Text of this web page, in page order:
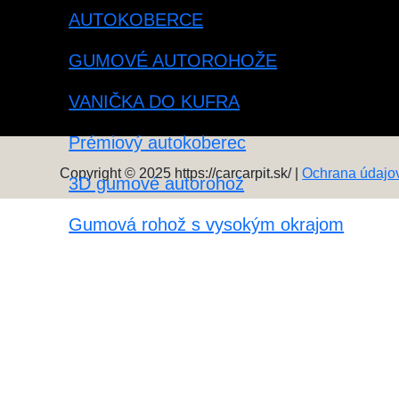
AUTOKOBERCE
GUMOVÉ AUTOROHOŽE
VANIČKA DO KUFRA
Prémiový autokoberec
3D gumové autorohož
Gumová rohož s vysokým okrajom
Copyright © 2025 https://carcarpit.sk/ |Ochrana